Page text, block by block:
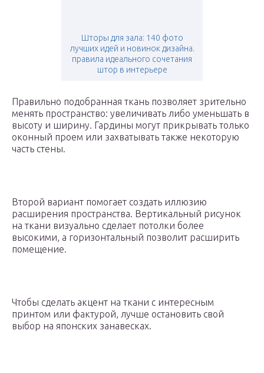
Шторы для зала: 140 фото
лучших идей и новинок дизайна.
правила идеального сочетания
штор в интерьере
Правильно подобранная ткань позволяет зрительно
менять пространство: увеличивать либо уменьшать в
высоту и ширину. Гардины могут прикрывать только
оконный проем или захватывать также некоторую
часть стены.
Второй вариант помогает создать иллюзию
расширения пространства. Вертикальный рисунок
на ткани визуально сделает потолки более
высокими, а горизонтальный позволит расширить
помещение.
Чтобы сделать акцент на ткани с интересным
принтом или фактурой, лучше остановить свой
выбор на японских занавесках.